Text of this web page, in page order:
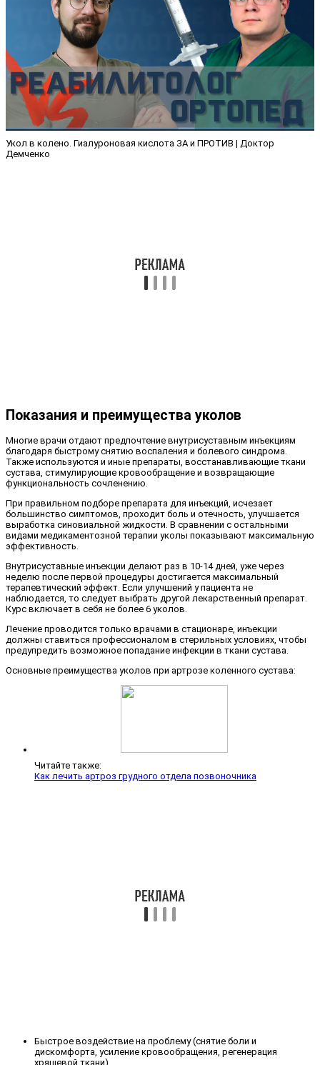
Укол в колено. Гиалуроновая кислота ЗА и ПРОТИВ | Доктор
Демченко
Показания и преимущества уколов
Многие врачи отдают предпочтение внутрисуставным инъекциям
благодаря быстрому снятию воспаления и болевого синдрома.
Также используются и иные препараты, восстанавливающие ткани
сустава, стимулирующие кровообращение и возвращающие
функциональность сочленению.
При правильном подборе препарата для инъекций, исчезает
большинство симптомов, проходит боль и отечность, улучшается
выработка синовиальной жидкости. В сравнении с остальными
видами медикаментозной терапии уколы показывают максимальную
эффективность.
Внутрисуставные инъекции делают раз в 10-14 дней, уже через
неделю после первой процедуры достигается максимальный
терапевтический эффект. Если улучшений у пациента не
наблюдается, то следует выбрать другой лекарственный препарат.
Курс включает в себя не более 6 уколов.
Лечение проводится только врачами в стационаре, инъекции
должны ставиться профессионалом в стерильных условиях, чтобы
предупредить возможное попадание инфекции в ткани сустава.
Основные преимущества уколов при артрозе коленного сустава:
Читайте также:
Как лечить артроз грудного отдела позвоночника
Быстрое воздействие на проблему (снятие боли и
дискомфорта, усиление кровообращения, регенерация
хрящевой ткани),